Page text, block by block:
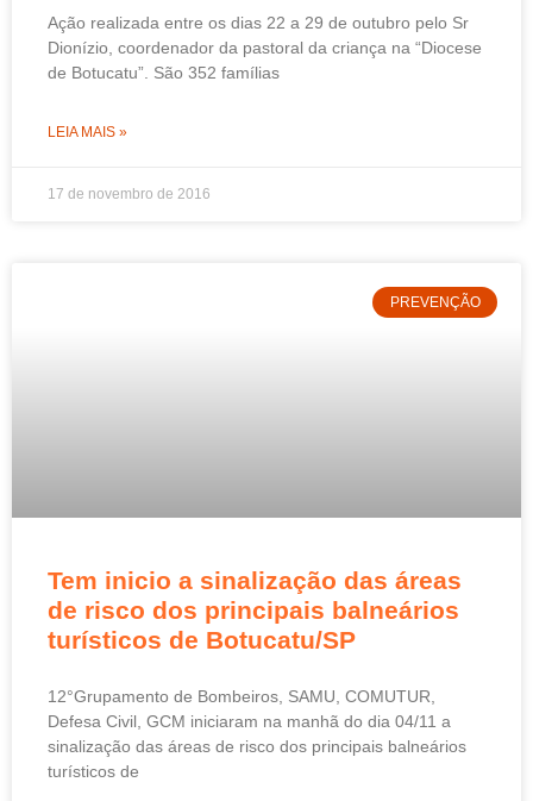
Ação realizada entre os dias 22 a 29 de outubro pelo Sr
Dionízio, coordenador da pastoral da criança na “Diocese
de Botucatu”. São 352 famílias
LEIA MAIS »
17 de novembro de 2016
PREVENÇÃO
Tem inicio a sinalização das áreas
de risco dos principais balneários
turísticos de Botucatu/SP
12°Grupamento de Bombeiros, SAMU, COMUTUR,
Defesa Civil, GCM iniciaram na manhã do dia 04/11 a
sinalização das áreas de risco dos principais balneários
turísticos de